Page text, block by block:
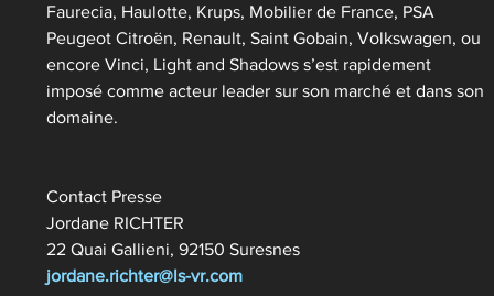
Faurecia, Haulotte, Krups, Mobilier de France, PSA
Peugeot Citroën, Renault, Saint Gobain, Volkswagen, ou
encore Vinci, Light and Shadows s’est rapidement
imposé comme acteur leader sur son marché et dans son
domaine.
Contact Presse
Jordane RICHTER
22 Quai Gallieni, 92150 Suresnes
jordane.richter@ls-vr.com